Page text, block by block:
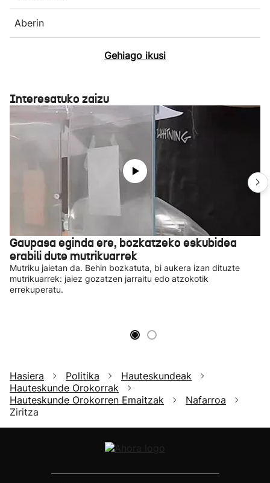
Aberin
Gehiago ikusi
Interesatuko zaizu
Gaupasa eginda ere, bozkatzeko eskubidea
erabili dute mutrikuarrek
Mutriku jaietan da. Behin bozkatuta, bi aukera izan dituzte
mutrikuarrek: jaiez gozatzen jarraitu edo atzokotik
errekuperatu.
Hasiera Politika
Hauteskundeak
Hauteskunde Orokorrak
Hauteskunde Orokorren Emaitzak
Nafarroa
Ziritza